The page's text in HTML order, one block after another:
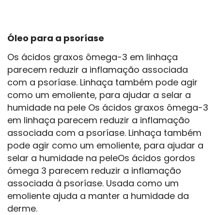
Óleo para a psoríase
Os ácidos graxos ômega-3 em linhaça
parecem reduzir a inflamação associada
com a psoríase. Linhaça também pode agir
como um emoliente, para ajudar a selar a
humidade na pele Os ácidos graxos ômega-3
em linhaça parecem reduzir a inflamação
associada com a psoríase. Linhaça também
pode agir como um emoliente, para ajudar a
selar a humidade na peleOs ácidos gordos
ómega 3 parecem reduzir a inflamação
associada à psoríase. Usada como um
emoliente ajuda a manter a humidade da
derme.